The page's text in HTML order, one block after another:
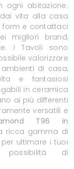
ogni abitazione:
vita alla casa
form e contattaci
migliori brand,
I Tavoli sono
valorizzare
di casa,
e fantasiosi
in ceramica
ai più differenti
versatili e
T96 in
ricca gamma di
ultimare i tuoi
di